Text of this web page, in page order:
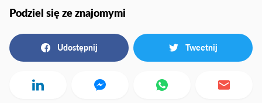
Podziel się ze znajomymi
Udostępnij Tweetnij